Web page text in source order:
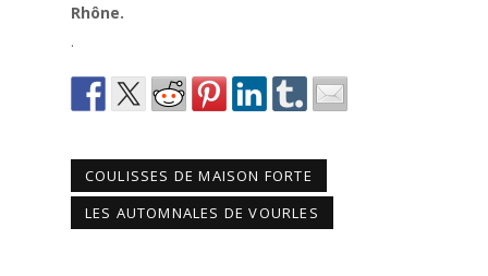
Rhône.
.
COULISSES DE MAISON FORTE
LES AUTOMNALES DE VOURLES